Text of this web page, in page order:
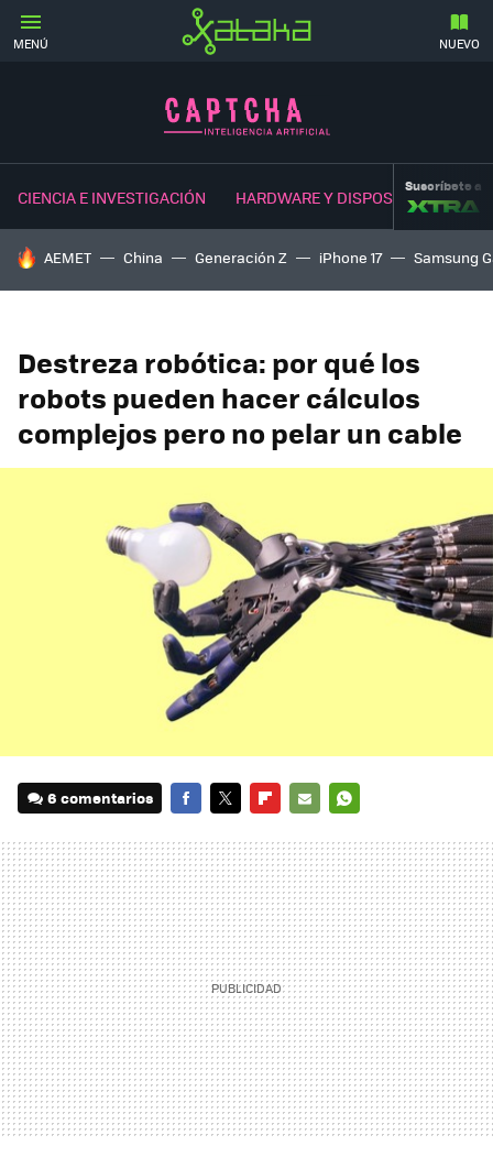
MENÚ NUEVO
CIENCIA E INVESTIGACIÓN HARDWARE Y DISPOSITIVOSSuscríbete a
HOY SE HABLA DE
AEMET China Generación Z iPhone 17 Samsung
Destreza robótica: por qué los
robots pueden hacer cálculos
complejos pero no pelar un cable
6 comentarios
MAIL